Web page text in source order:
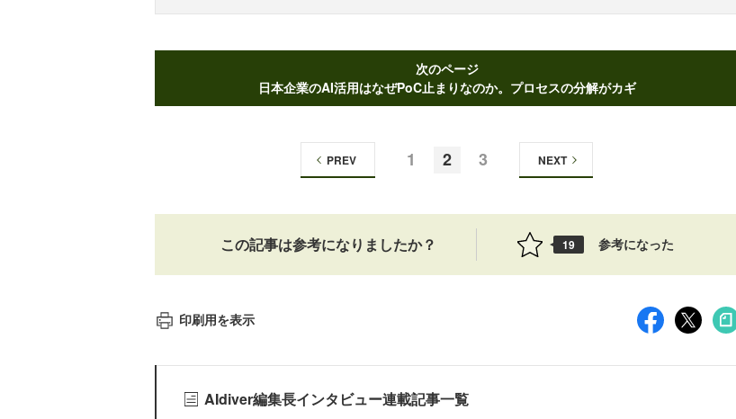
次のページ
日本企業のAI活用はなぜPoC止まりなのか。プロセスの分解がカギ
1 2 3
PREV NEXT
この記事は参考になりましたか？ 19 参考になった
印刷用を表示
AIdiver編集長インタビュー連載記事一覧